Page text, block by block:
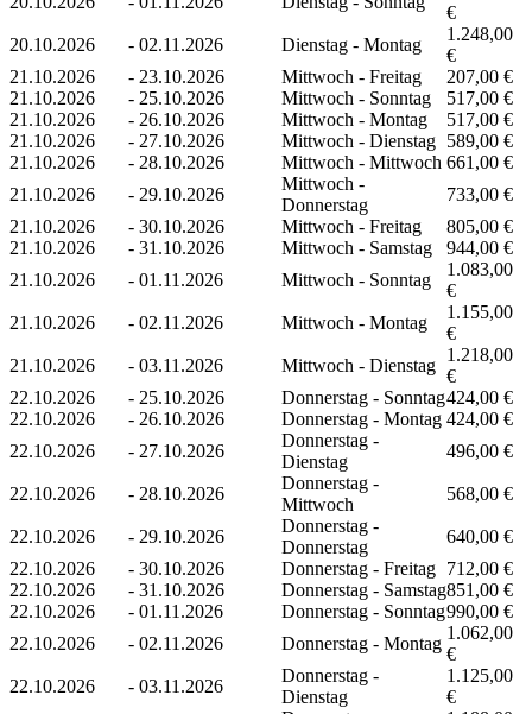
€
20.10.2026
- 02.11.2026 Dienstag - Montag
1.248,00
€
21.10.2026
- 23.10.2026 Mittwoch - Freitag
207,00 €
21.10.2026
- 25.10.2026 Mittwoch - Sonntag
517,00 €
21.10.2026
- 26.10.2026 Mittwoch - Montag
517,00 €
21.10.2026
- 27.10.2026 Mittwoch - Dienstag 589,00 €
21.10.2026
- 28.10.2026 Mittwoch - Mittwoch 661,00 €
21.10.2026
- 29.10.2026
Mittwoch -
Donnerstag
733,00 €
21.10.2026
- 30.10.2026 Mittwoch - Freitag
805,00 €
21.10.2026
- 31.10.2026 Mittwoch - Samstag
944,00 €
21.10.2026
- 01.11.2026 Mittwoch - Sonntag
1.083,00
€
21.10.2026
- 02.11.2026 Mittwoch - Montag
1.155,00
€
21.10.2026
- 03.11.2026 Mittwoch - Dienstag
1.218,00
€
22.10.2026
- 25.10.2026 Donnerstag - Sonntag424,00 €
22.10.2026
- 26.10.2026 Donnerstag - Montag 424,00 €
22.10.2026
- 27.10.2026
Donnerstag -
Dienstag
496,00 €
22.10.2026 - 28.10.2026
Donnerstag -
Mittwoch
568,00 €
22.10.2026 - 29.10.2026
Donnerstag -
Donnerstag
640,00 €
22.10.2026
- 30.10.2026 Donnerstag - Freitag 712,00 €
22.10.2026
- 31.10.2026 Donnerstag - Samstag851,00 €
22.10.2026
- 01.11.2026 Donnerstag - Sonntag990,00 €
22.10.2026
- 02.11.2026 Donnerstag - Montag
1.062,00
€
22.10.2026
- 03.11.2026
Donnerstag -
Dienstag
1.125,00
€